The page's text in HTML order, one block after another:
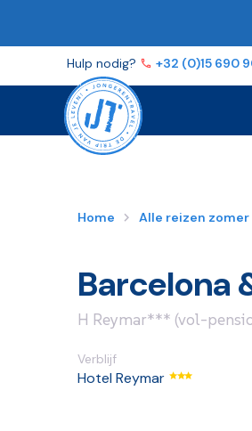
Hulp nodig? +32 (0)15 690
Home Alle reizen zomer
Barcelona
H Reymar*** (vol-
Verblijf
Hotel Reymar